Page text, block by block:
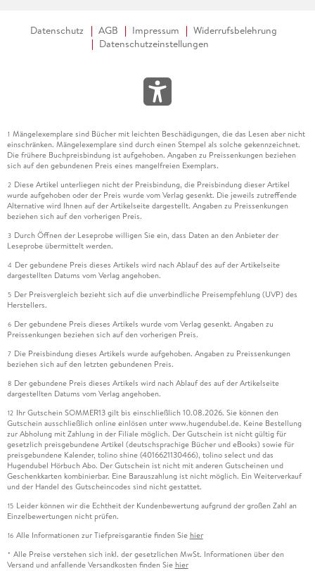
Datenschutz AGB Impressum
Widerrufsbelehrung
Datenschutzeinstellungen
1 Mängelexemplare sind Bücher mit leichten Beschädigungen, die das Lesen aber nicht
einschränken. Mängelexemplare sind durch einen Stempel als solche gekennzeichnet.
Die frühere Buchpreisbindung ist aufgehoben. Angaben zu Preissenkungen beziehen
sich auf den gebundenen Preis eines mangelfreien Exemplars.
2 Diese Artikel unterliegen nicht der Preisbindung, die Preisbindung dieser Artikel
wurde aufgehoben oder der Preis wurde vom Verlag gesenkt. Die jeweils zutreffende
Alternative wird Ihnen auf der Artikelseite dargestellt. Angaben zu Preissenkungen
beziehen sich auf den vorherigen Preis.
3 Durch Öffnen der Leseprobe willigen Sie ein, dass Daten an den Anbieter der
Leseprobe übermittelt werden.
4 Der gebundene Preis dieses Artikels wird nach Ablauf des auf der Artikelseite
dargestellten Datums vom Verlag angehoben.
5 Der Preisvergleich bezieht sich auf die unverbindliche Preisempfehlung (UVP) des
Herstellers.
6 Der gebundene Preis dieses Artikels wurde vom Verlag gesenkt. Angaben zu
Preissenkungen beziehen sich auf den vorherigen Preis.
7 Die Preisbindung dieses Artikels wurde aufgehoben. Angaben zu Preissenkungen
beziehen sich auf den letzten gebundenen Preis.
8 Der gebundene Preis dieses Artikels wird nach Ablauf des auf der Artikelseite
dargestellten Datums vom Verlag angehoben.
12 Ihr Gutschein SOMMER13 gilt bis einschließlich 10.08.2026. Sie können den
Gutschein ausschließlich online einlösen unter www.hugendubel.de. Keine Bestellung
zur Abholung mit Zahlung in der Filiale möglich. Der Gutschein ist nicht gültig für
gesetzlich preisgebundene Artikel (deutschsprachige Bücher und eBooks) sowie für
preisgebundene Kalender, tolino shine (4016621130466), tolino select und das
Hugendubel Hörbuch Abo. Der Gutschein ist nicht mit anderen Gutscheinen und
Geschenkkarten kombinierbar. Eine Barauszahlung ist nicht möglich. Ein Weiterverkauf
und der Handel des Gutscheincodes sind nicht gestattet.
15 Leider können wir die Echtheit der Kundenbewertung aufgrund der großen Zahl an
Einzelbewertungen nicht prüfen.
16 Alle Informationen zur Tiefpreisgarantie finden Sie hier
* Alle Preise verstehen sich inkl. der gesetzlichen MwSt. Informationen über den
Versand und anfallende Versandkosten finden Sie hier